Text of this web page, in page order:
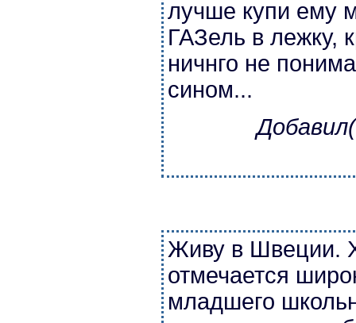
лучше купи ему
ГАЗель в лежку,
ничнго не
сином...
Живу в Швеции.
отмечается
младшего